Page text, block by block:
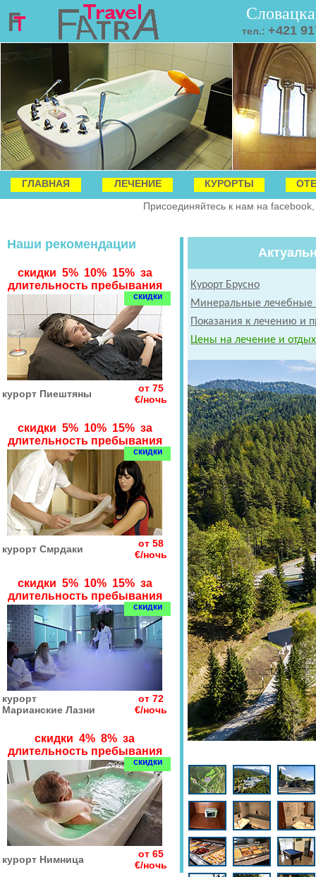
тел.: +421
ГЛАВНАЯ ЛЕЧЕНИЕ КУРОРТЫ
Присоединяйтесь к нам на
Наши рекомендации
скидки 5% 10% 15% за
длительность пребывания
скидки
курорт Пиештяны
от 75
€/ночь
скидки 5% 10% 15% за
длительность пребывания
скидки
курорт Смрдаки
от 58
€/ночь
скидки 5% 10% 15% за
длительность пребывания
скидки
курорт
Марианские Лазни
от 72
€/ночь
скидки 4% 8% за
длительность пребывания
скидки
курорт Нимница
от 65
€/ночь
Курорт Брусно
Минеральные лечебные
Показания к лечению и
Цены на лечение и